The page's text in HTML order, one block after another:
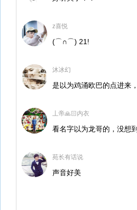
z喜悦
(⌒∩⌒) 21!
沐冰幻
是以为鸡涌欧巴的点进来
丄帝🙏🏻内衣
看名字以为龙哥的，没想
苑长有话说
声音好美